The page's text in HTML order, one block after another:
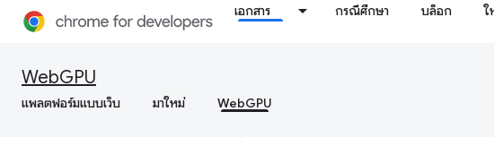
เอกสาร กรณีศึกษา บล็อก
WebGPU
แพลตฟอร์มแบบเว็บ มาใหม่ WebGPU